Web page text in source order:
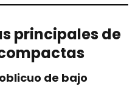
principales de
de bajo